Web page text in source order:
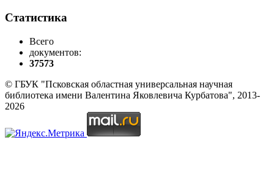
Статистика
Всего
документов:
37573
© ГБУК "Псковская областная универсальная научная
библиотека имени Валентина Яковлевича Курбатова", 2013-
2026